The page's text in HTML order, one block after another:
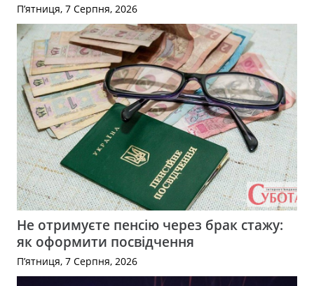
П’ятниця, 7 Серпня, 2026
Не отримуєте пенсію через брак стажу:
як оформити посвідчення
П’ятниця, 7 Серпня, 2026